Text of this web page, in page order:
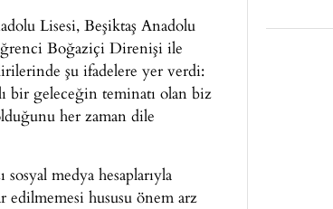
Lisesi, Beşiktaş Anadolu
Boğaziçi Direnişi ile
şu ifadelere yer verdi:
bir geleceğin teminatı olan biz
her zaman dile
medya hesaplarıyla
hususu önem arz